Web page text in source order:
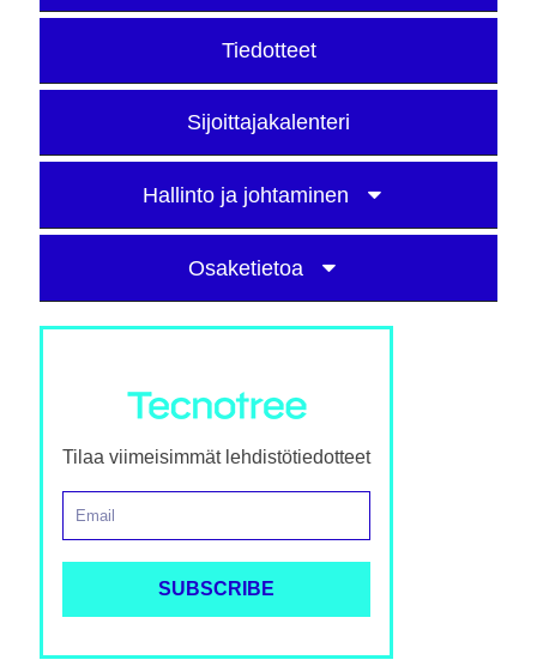
Tiedotteet
Sijoittajakalenteri
Hallinto ja johtaminen
Osaketietoa
Tilaa viimeisimmät lehdistötiedotteet